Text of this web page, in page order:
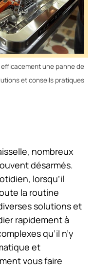
une panne de
et conseils pratiques
nombreux
désarmés.
lorsqu’il
la routine
solutions et
rapidement à
qu’il n’y
et
vous faire